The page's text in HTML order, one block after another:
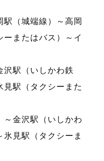
（城端線）～高岡
ーまたはバス）～イ
沢駅（いしかわ鉄
駅（タクシーまた
～金沢駅（いしかわ
見駅（タクシーま